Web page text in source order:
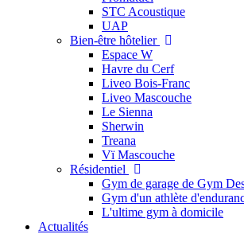
STC Acoustique
UAP
Bien-être hôtelier
Espace W
Havre du Cerf
Liveo Bois-Franc
Liveo Mascouche
Le Sienna
Sherwin
Treana
Vï Mascouche
Résidentiel
Gym de garage de Gym
Gym d'un athlète
L'ultime gym à domicile
Actualités